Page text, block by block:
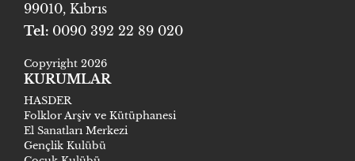
99010, Kıbrıs
Tel: 0090 392 22 89 020
Copyright 2026
KURUMLAR
HASDER
Folklor Arşiv ve Kütüphanesi
El Sanatları Merkezi
Gençlik Kulübü